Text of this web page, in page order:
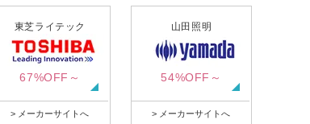
東芝ライテック
67%OFF～
> メーカーサイトへ
山田照明
54%OFF～
> メーカーサイトへ